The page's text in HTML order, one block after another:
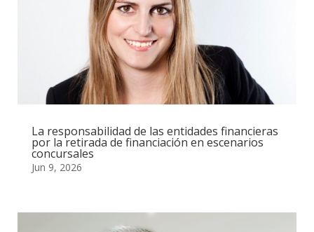
La responsabilidad de las entidades financieras
por la retirada de financiación en escenarios
concursales
Jun 9, 2026